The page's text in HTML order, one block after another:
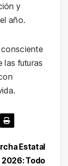
y
año.
las futuras
Estatal
2026: Todo